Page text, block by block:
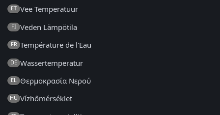
ET Vee Temperatuur
FI Veden Lämpötila
FR Température de l'Eau
DE Wassertemperatur
EL Θερμοκρασία Νερού
HU Vízhőmérséklet